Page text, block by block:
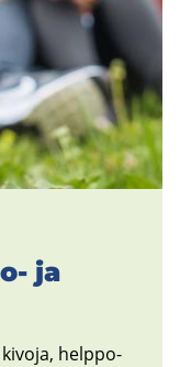
ja
help­po­